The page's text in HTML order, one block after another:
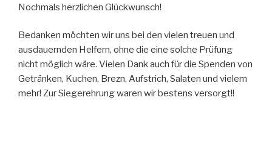
Nochmals herzlichen Glückwunsch!
Bedanken möchten wir uns bei den vielen treuen und
ausdauernden Helfern, ohne die eine solche Prüfung
nicht möglich wäre. Vielen Dank auch für die Spenden von
Getränken, Kuchen, Brezn, Aufstrich, Salaten und vielem
mehr! Zur Siegerehrung waren wir bestens versorgt!!